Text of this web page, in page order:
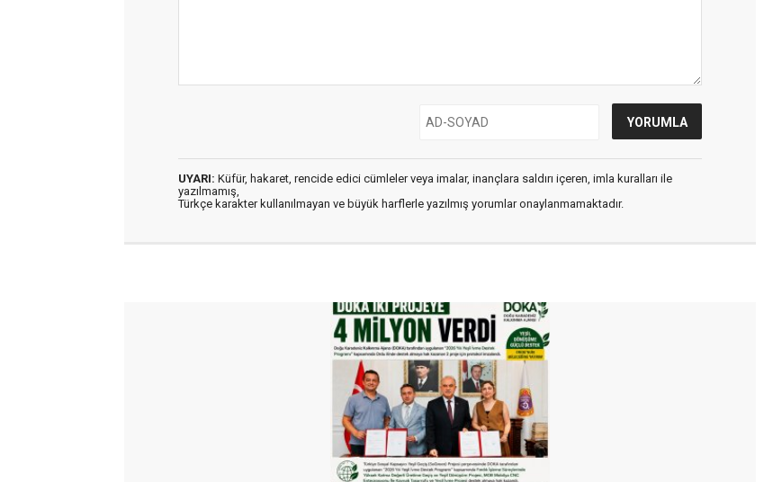
UYARI: Küfür, hakaret, rencide edici cümleler veya imalar, inançlara saldırı içeren, imla kuralları ile
yazılmamış,
Türkçe karakter kullanılmayan ve büyük harflerle yazılmış yorumlar onaylanmamaktadır.